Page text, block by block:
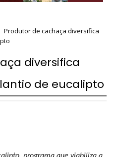
Produtor de cachaça diversifica
diversifica
de eucalipto